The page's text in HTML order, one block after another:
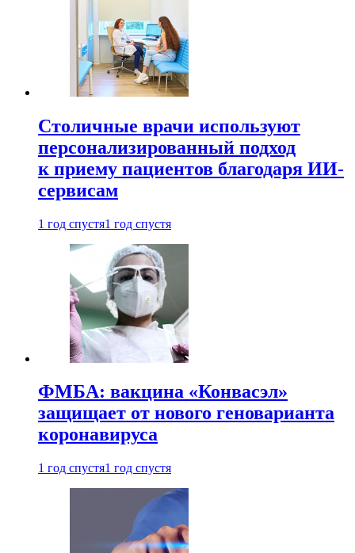
Столичные врачи используют
персонализированный подход
к приему пациентов благодаря ИИ-
сервисам
1 год спустя1 год спустя
ФМБА: вакцина «Конвасэл»
защищает от нового геноварианта
коронавируса
1 год спустя1 год спустя